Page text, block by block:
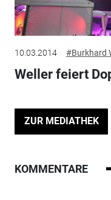
10.03.2014 #Burkhard
Weller feiert
ZUR MEDIATHEK
KOMMENTARE